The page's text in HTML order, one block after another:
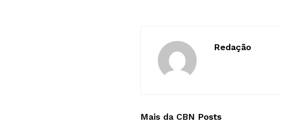
Redação
Mais da CBN Posts